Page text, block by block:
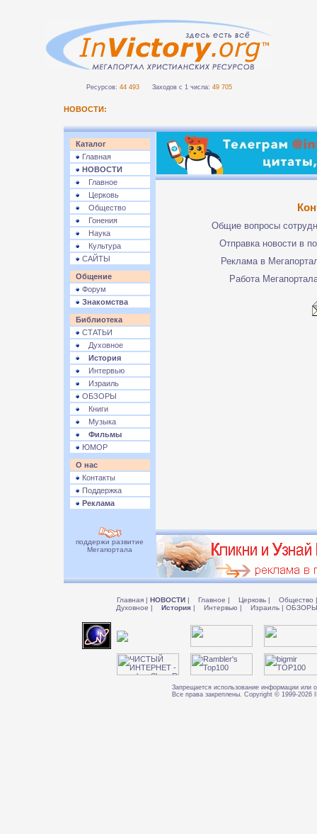
Ресурсов: 44 493 Заходов с 1 числа: 49 705
НОВОСТИ:
Каталог
Главная
НОВОСТИ
Главное
Церковь
Общество
Гонения
Наука
Культура
САЙТЫ
Общение
Форум
Знакомства
Библиотека
СТАТЬИ
Духовное
История
Интервью
Израиль
ОБЗОРЫ
Книги
Музыка
Фильмы
ЮМОР
О нас
Контакты
Поддержка
Реклама
Общие вопросы
Отправка новости в
Реклама в
Работа
поддержи развитие
Мегапортала
Главная | НОВОСТИ | Главное | Церковь | Общество |
Духовное | История | Интервью | Израиль |
Запрещается использование информации или
Все права закреплены. Copyright © 1999-